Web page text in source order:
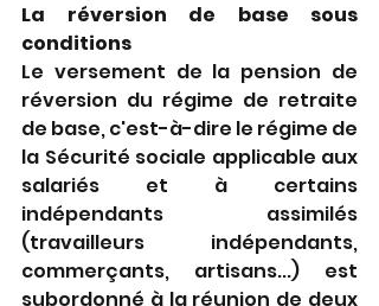
La réversion de base sous
conditions
Le versement de la pension de
réversion du régime de retraite
de base, c'est-à-dire le régime de
la Sécurité sociale applicable aux
salariés et à certains
indépendants assimilés
(travailleurs indépendants,
commerçants, artisans...) est
subordonné à la réunion de deux